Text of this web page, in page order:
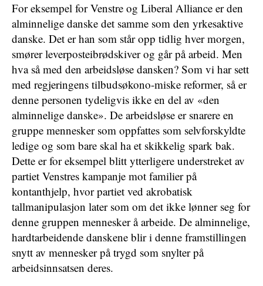
For eksempel for Venstre og Liberal Alliance er den
alminnelige danske det samme som den yrkesaktive
danske. Det er han som står opp tidlig hver morgen,
smører leverposteibrødskiver og går på arbeid. Men
hva så med den arbeidsløse dansken? Som vi har sett
med regjeringens tilbudsøkono-miske reformer, så er
denne personen tydeligvis ikke en del av «den
alminnelige danske». De arbeidsløse er snarere en
gruppe mennesker som oppfattes som selvforskyldte
ledige og som bare skal ha et skikkelig spark bak.
Dette er for eksempel blitt ytterligere understreket av
partiet Venstres kampanje mot familier på
kontanthjelp, hvor partiet ved akrobatisk
tallmanipulasjon later som om det ikke lønner seg for
denne gruppen mennesker å arbeide. De alminnelige,
hardtarbeidende danskene blir i denne framstillingen
snytt av mennesker på trygd som snylter på
arbeidsinnsatsen deres.